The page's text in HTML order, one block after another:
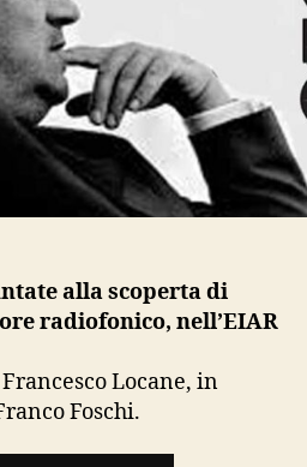
alla scoperta di
radiofonico, nell’EIAR
Locane, in
Foschi.